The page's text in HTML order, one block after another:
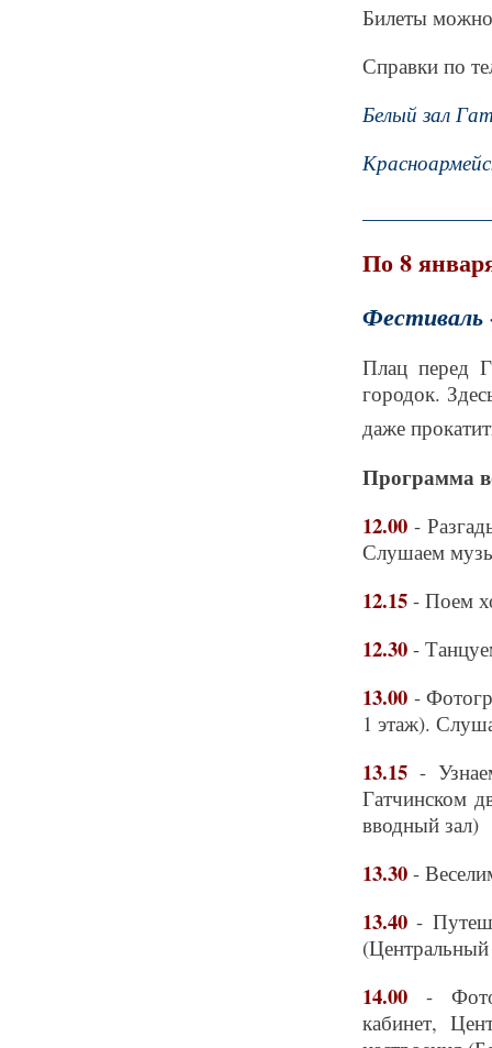
Билеты можно
Справки по
Белый зал
По 8
Фестиваль
Плац перед
городок.
даже
Программа
12.00 -
Слушаем
12.15 - Поем
12.30-
13.00 -
1 этаж).
13.15 -
Гатчинском
вводный зал)
13.30-
13.40-
14.00-
кабинет,